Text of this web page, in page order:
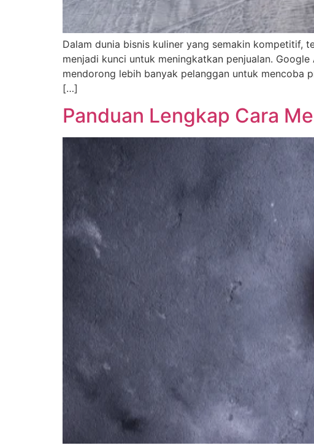
Dalam dunia bisnis kuliner yang semakin kompetitif,
menjadi kunci untuk meningkatkan penjualan.
mendorong lebih banyak pelanggan untuk mencoba
[…]
Panduan Lengkap Cara